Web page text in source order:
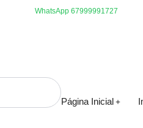
WhatsApp 67999991727
Página Inicial